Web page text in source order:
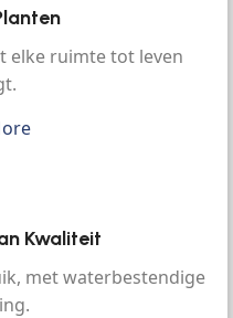
elke ruimte tot leven
Kwaliteit
met waterbestendige